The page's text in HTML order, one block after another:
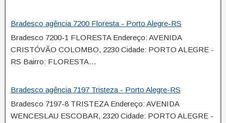
Bradesco agência 7200 Floresta - Porto Alegre-RS
Bradesco 7200-1 FLORESTA Endereço: AVENIDA
CRISTÓVÃO COLOMBO, 2230 Cidade: PORTO ALEGRE -
RS Bairro: FLORESTA…
Bradesco agência 7197 Tristeza - Porto Alegre-RS
Bradesco 7197-8 TRISTEZA Endereço: AVENIDA
WENCESLAU ESCOBAR, 2320 Cidade: PORTO ALEGRE -